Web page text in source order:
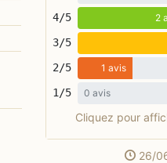
4/5 2
3/5
2/5 1 avis
1/5 0 avis
Cliquez pour
26/